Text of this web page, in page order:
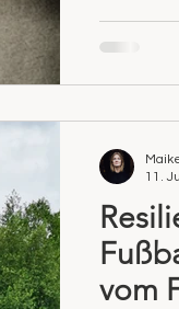
vom
11.